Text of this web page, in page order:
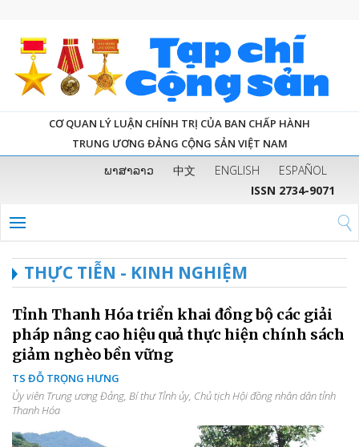
CƠ QUAN LÝ LUẬN CHÍNH TRỊ CỦA BAN CHẤP HÀNH
TRUNG ƯƠNG ĐẢNG CỘNG SẢN VIỆT NAM
ພາສາລາວ 中文 ENGLISH
ESPAÑOL
ISSN 2734-9071
THỰC TIỄN - KINH NGHIỆM
Tỉnh Thanh Hóa triển khai đồng bộ các giải
pháp nâng cao hiệu quả thực hiện chính sách
giảm nghèo bền vững
TS ĐỖ TRỌNG HƯNG
Ủy viên Trung ương Đảng, Bí thư Tỉnh ủy, Chủ tịch Hội đồng nhân dân tỉnh
Thanh Hóa